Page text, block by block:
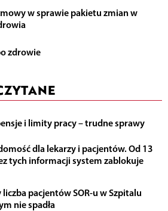
w sprawie pakietu zmian w
zdrowie
i limity pracy – trudne sprawy
dla lekarzy i pacjentów. Od 13
tych informacji system zablokuje
pacjentów SOR-u w Szpitalu
nie spadła